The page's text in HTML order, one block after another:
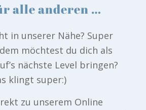
alle anderen …
in unserer Nähe? Super
möchtest du dich als
nächste Level bringen?
klingt super:)
zu unserem Online